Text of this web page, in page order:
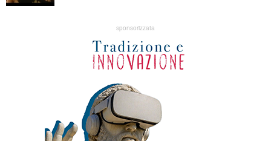
sponsorizzata